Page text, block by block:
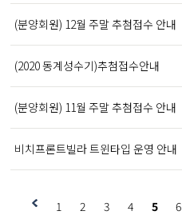
(분양회원) 12월 주말 추첨접수 안내
(2020 동계성수기)추첨접수안내
(분양회원) 11월 주말 추첨접수 안내
비치프론트빌라 트윈타입 운영 안내
1 2 3 4 5 6